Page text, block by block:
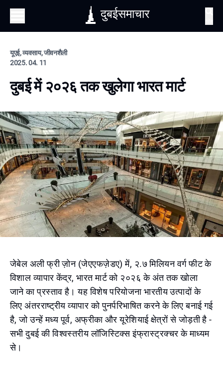
दुबईसमाचार
यूएई, व्यवसाय, जीवनशैली
2025. 04. 11
दुबई में २०२६ तक खुलेगा भारत मार्ट
जेबेल अली फ्री ज़ोन (जेएएफज़ेडए) में, २.७ मिलियन वर्ग फीट के
विशाल व्यापार केंद्र, भारत मार्ट को २०२६ के अंत तक खोला
जाने का प्रस्ताव है। यह विशेष परियोजना भारतीय उत्पादों के
लिए अंतरराष्ट्रीय व्यापार को पुनर्परिभाषित करने के लिए बनाई गई
है, जो उन्हें मध्य पूर्व, अफ्रीका और यूरेशियाई क्षेत्रों से जोड़ती है -
सभी दुबई की विश्वस्तरीय लॉजिस्टिक्स इंफ्रास्ट्रक्चर के माध्यम
से।